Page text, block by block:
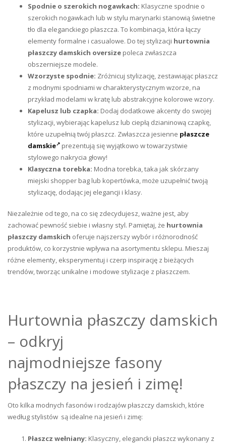
Spodnie o szerokich nogawkach: Klasyczne spodnie o
szerokich nogawkach lub w stylu marynarki stanowią świetne
tło dla eleganckiego płaszcza. To kombinacja, która łączy
elementy formalne i casualowe. Do tej stylizacji hurtownia
płaszczy damskich oversize poleca zwłaszcza
obszerniejsze modele.
Wzorzyste spodnie: Zróżnicuj stylizację, zestawiając płaszcz
z modnymi spodniami w charakterystycznym wzorze, na
przykład modelami w kratę lub abstrakcyjne kolorowe wzory.
Kapelusz lub czapka: Dodaj dodatkowe akcenty do swojej
stylizacji, wybierając kapelusz lub ciepłą dzianinową czapkę,
które uzupełnią twój płaszcz. Zwłaszcza jesienne płaszcze
damskie
prezentują się wyjątkowo w towarzystwie
stylowego nakrycia głowy!
Klasyczna torebka: Modna torebka, taka jak skórzany
miejski shopper bag lub kopertówka, może uzupełnić twoją
stylizację, dodając jej elegancji i klasy.
Niezależnie od tego, na co się zdecydujesz, ważne jest, aby
zachować pewność siebie i własny styl. Pamiętaj, że hurtownia
płaszczy damskich oferuje najszerszy wybór i różnorodność
produktów, co korzystnie wpływa na asortymentu sklepu. Mieszaj
różne elementy, eksperymentuj i czerp inspirację z bieżących
trendów, tworząc unikalne i modowe stylizacje z płaszczem.
Hurtownia płaszczy damskich
– odkryj
najmodniejsze fasony
płaszczy na jesień i zimę!
Oto kilka modnych fasonów i rodzajów płaszczy damskich, które
według stylistów są idealne na jesień i zimę:
Płaszcz wełniany: Klasyczny, elegancki płaszcz wykonany z